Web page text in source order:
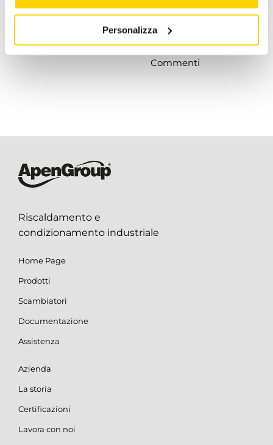
Personalizza
Luglio 8, 2026 | 0
generatori
d’aria calda
Luglio 8, 2026 | 0
Commenti
Riscaldamento e
condizionamento industriale
Home Page
Prodotti
Scambiatori
Documentazione
Assistenza
Azienda
La storia
Certificazioni
Lavora con noi